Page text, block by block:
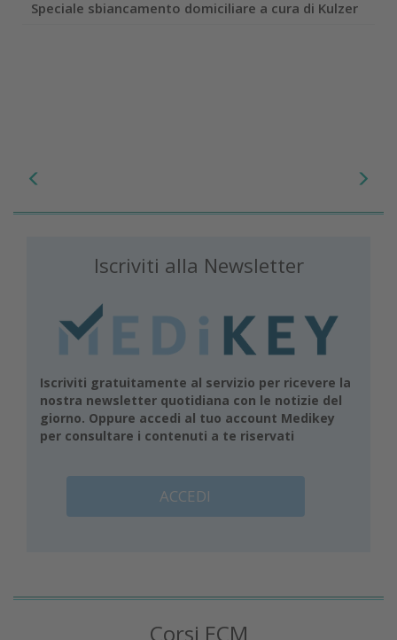
Speciale sbiancamento domiciliare a cura di Kulzer
Iscriviti alla Newsletter
Iscriviti gratuitamente al servizio per ricevere la
nostra newsletter quotidiana con le notizie del
giorno. Oppure accedi al tuo account Medikey
per consultare i contenuti a te riservati
ACCEDI
Corsi ECM